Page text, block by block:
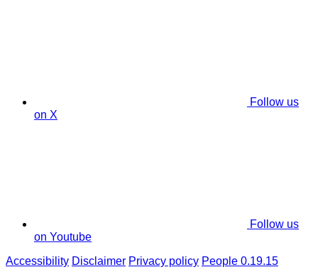
Follow us
on X
Follow us
on Youtube
Accessibility Disclaimer Privacy policy People 0.19.15